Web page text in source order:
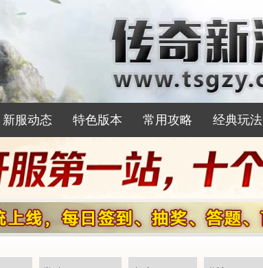
新服动态 特色版本 常用攻略 经典玩法